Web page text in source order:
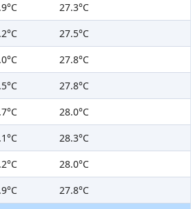
27.3°C
27.5°C
27.8°C
27.8°C
28.0°C
28.3°C
28.0°C
27.8°C